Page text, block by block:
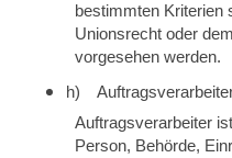
bestimmten Kriterien
Unionsrecht oder
vorgesehen werden.
h)
Auftragsverarbeiter
Person, Behörde,